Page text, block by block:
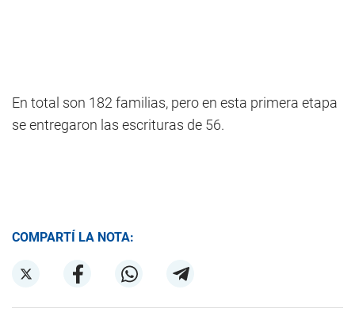
En total son 182 familias, pero en esta primera etapa
se entregaron las escrituras de 56.
COMPARTÍ LA NOTA: